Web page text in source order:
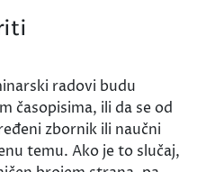
radovi budu
časopisima, ili da se od
zbornik ili naučni
temu. Ako je to slučaj,